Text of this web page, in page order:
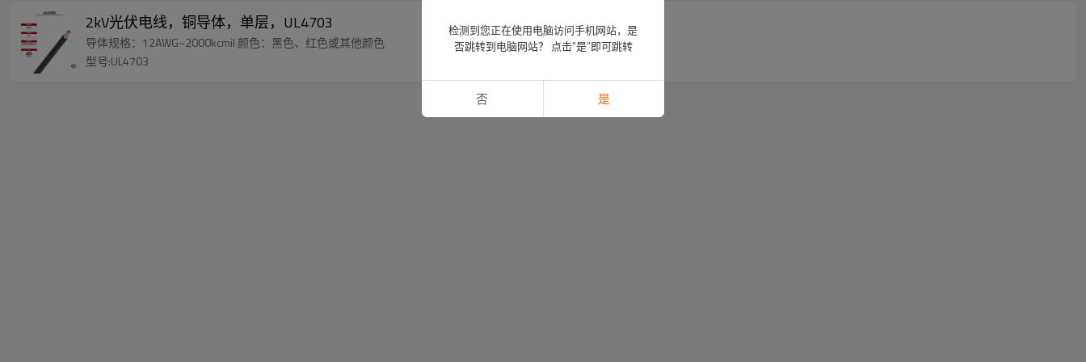
2kV光伏电线，铜导体，单层，UL4703
导体规格：12AWG~2000kcmil 颜色：黑色、红色或其他颜色
型号:UL4703
检测到您正在使用电脑访问手机网站，是
否跳转到电脑网站？ 点击“是”即可跳转
否 是